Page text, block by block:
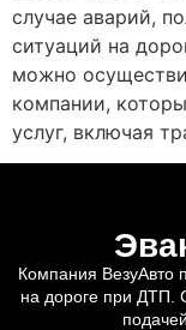
случае аварий,
ситуаций на
можно
компании,
услуг, включая
Компания ВезуАвто
на дороге при ДТП.